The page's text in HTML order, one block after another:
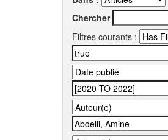
Chercher
Filtres courants :